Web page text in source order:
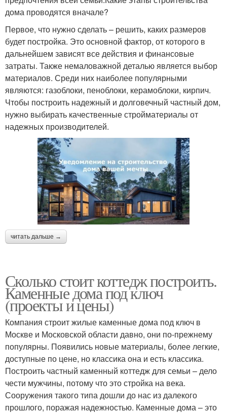
дома проводятся вначале?
Первое, что нужно сделать – решить, каких размеров
будет постройка. Это основной фактор, от которого в
дальнейшем зависят все действия и финансовые
затраты. Также немаловажной деталью является выбор
материалов. Среди них наиболее популярными
являются: газоблоки, пеноблоки, керамоблоки, кирпич.
Чтобы построить надежный и долговечный частный дом,
нужно выбирать качественные стройматериалы от
надежных производителей.
читать дальше →
Сколько стоит коттедж построить.
Каменные дома под ключ
(проекты и цены)
Компания строит жилые каменные дома под ключ в
Москве и Московской области давно, они по-прежнему
популярны. Появились новые материалы, более легкие,
доступные по цене, но классика она и есть классика.
Построить частный каменный коттедж для семьи – дело
чести мужчины, потому что это стройка на века.
Сооружения такого типа дошли до нас из далекого
прошлого, поражая надежностью. Каменные дома – это